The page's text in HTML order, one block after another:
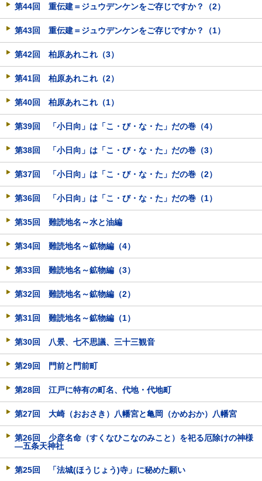
第44回 重伝建＝ジュウデンケンをご存じですか？（2）
第43回 重伝建＝ジュウデンケンをご存じですか？（1）
第42回 柏原あれこれ（3）
第41回 柏原あれこれ（2）
第40回 柏原あれこれ（1）
第39回 「小日向」は「こ・び・な・た」だの巻（4）
第38回 「小日向」は「こ・び・な・た」だの巻（3）
第37回 「小日向」は「こ・び・な・た」だの巻（2）
第36回 「小日向」は「こ・び・な・た」だの巻（1）
第35回 難読地名～水と油編
第34回 難読地名～鉱物編（4）
第33回 難読地名～鉱物編（3）
第32回 難読地名～鉱物編（2）
第31回 難読地名～鉱物編（1）
第30回 八景、七不思議、三十三観音
第29回 門前と門前町
第28回 江戸に特有の町名、代地・代地町
第27回 大崎（おおさき）八幡宮と亀岡（かめおか）八幡宮
第26回 少彦名命（すくなひこなのみこと）を祀る厄除けの神様
―五条天神社
第25回 「法城(ほうじょう)寺」に秘めた願い